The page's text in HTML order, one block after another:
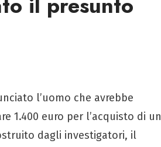
l’uomo che avrebbe
1.400 euro per l’acquisto di un
dagli investigatori, il